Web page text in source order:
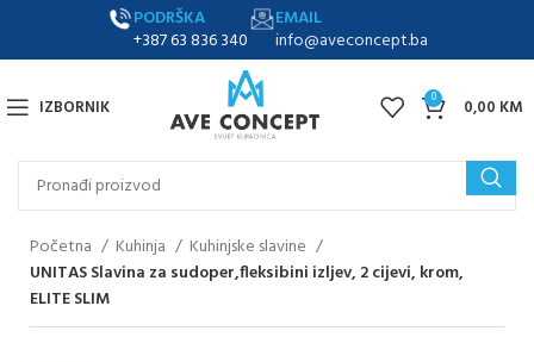
PODRŠKA
+387 63 836 340
EMAIL
info@aveconcept.ba
IZBORNIK 0 0,00 KM
Početna Kuhinja
Kuhinjske slavine
UNITAS Slavina za sudoper,fleksibini izljev, 2 cijevi, krom,
ELITE SLIM